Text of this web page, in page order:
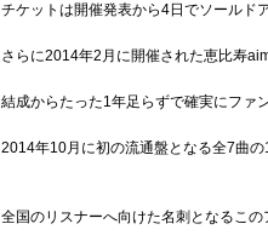
チケットは開催発表から4日でソールド
さらに2014年2月に開催された恵比寿
結成からたった1年足らずで確実にファ
2014年10月に初の流通盤となる全7曲の
全国のリスナーへ向けた名刺となるこ